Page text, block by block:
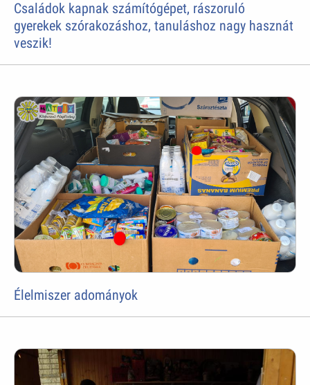
Családok kapnak számítógépet, rászoruló
gyerekek szórakozáshoz, tanuláshoz nagy hasznát
veszik!
Élelmiszer adományok